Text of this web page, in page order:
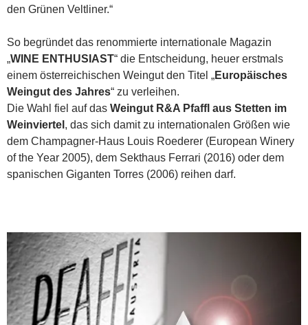
den Grünen Veltliner.“
So begründet das renommierte internationale Magazin
„WINE ENTHUSIAST“ die Entscheidung, heuer erstmals
einem österreichischen Weingut den Titel „Europäisches
Weingut des Jahres“ zu verleihen.
Die Wahl fiel auf das Weingut R&A Pfaffl aus Stetten im
Weinviertel , das sich damit zu internationalen Größen wie
dem Champagner-Haus Louis Roederer (European Winery
of the Year 2005), dem Sekthaus Ferrari (2016) oder dem
spanischen Giganten Torres (2006) reihen darf.